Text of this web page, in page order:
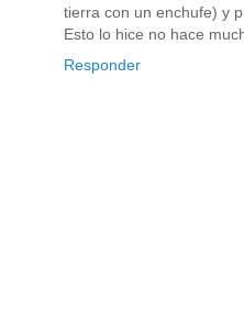
tierra con un enchufe) y
Esto lo hice no hace
Responder